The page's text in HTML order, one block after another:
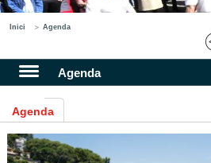
Inici Agenda
Agenda
Agenda